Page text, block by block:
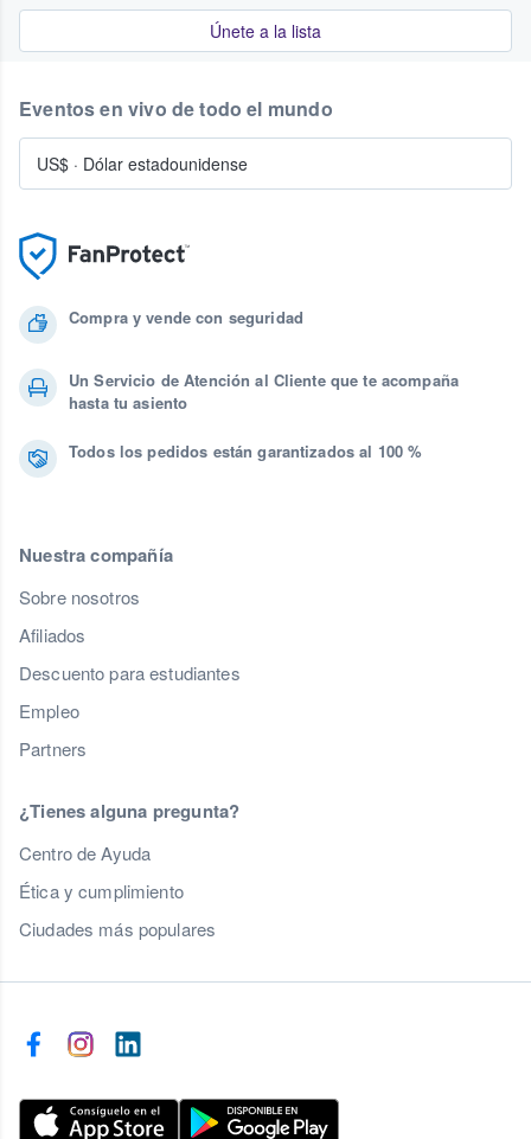
Únete a la lista
Compra y vende con seguridad
Un Servicio de Atención al Cliente que te acompaña
hasta tu asiento
Todos los pedidos están garantizados al 100 %
Nuestra compañía
Sobre nosotros
Afiliados
Descuento para estudiantes
Empleo
Partners
¿Tienes alguna pregunta?
Centro de Ayuda
Ética y cumplimiento
Ciudades más populares
Eventos en vivo de todo el mundo
US$ · Dólar estadounidense